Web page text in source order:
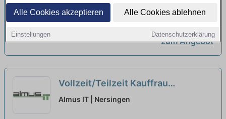
Alle Cookies akzeptieren Alle Cookies ablehnen
Einstellungen Datenschutzerklärung
Beimerstetten - Teilzeitangebote
entdecken neu
Universität Ulm Rektoramt SR-1 | Ulm
zum Angebot
Vollzeit/Teilzeit Kauffrau
/Kaufmann für Büromanagement
Almus IT | Nersingen